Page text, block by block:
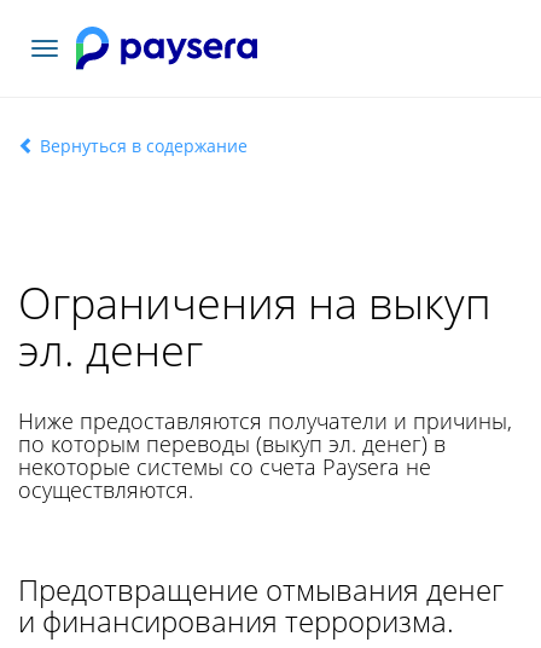
Toggle
navigation
Вернуться в содержание
Ограничения на выкуп
эл. денег
Ниже предоставляются получатели и причины,
по которым переводы (выкуп эл. денег) в
некоторые системы со счета Paysera не
осуществляются.
Предотвращение отмывания денег
и финансирования терроризма.